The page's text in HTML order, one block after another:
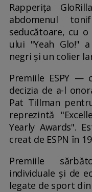
Rapperița
abdomenul
seducătoare, cu
ului "Yeah Glo!"
negri și un colier
Premiile ESPY
decizia de a-l
Pat Tillman
reprezintă
Yearly Awards".
creat de ESPN în
Premiile
individuale și de
legate de sport